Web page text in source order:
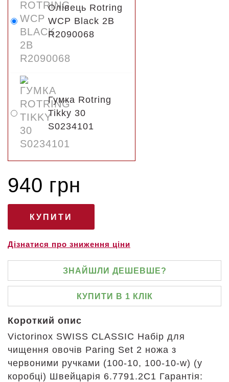
Олівець Rotring
WCP Black 2B
R2090068
Гумка Rotring
Tikky 30
S0234101
940 грн
Дізнатися про зниження ціни
ЗНАЙШЛИ ДЕШЕВШЕ?
КУПИТИ В 1 КЛІК
Короткий опис
Victorinox SWISS CLASSIC Набір для
чищення овочів Paring Set 2 ножа з
червоними ручками (100-10, 100-10-w) (у
коробці) Швейцарія 6.7791.2C1 Гарантія: